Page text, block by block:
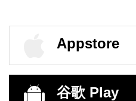
Appstore
谷歌 Play